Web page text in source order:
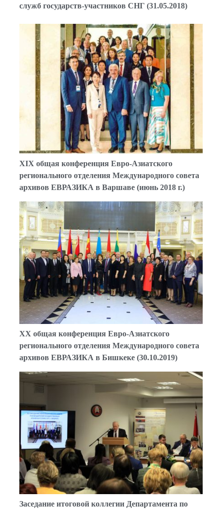
служб государств-участников СНГ (31.05.2018)
XIX общая конференция Евро-Азиатского
регионального отделения Международного совета
архивов ЕВРАЗИКА в Варшаве (июнь 2018 г.)
XX общая конференция Евро-Азиатского
регионального отделения Международного совета
архивов ЕВРАЗИКА в Бишкеке (30.10.2019)
Заседание итоговой коллегии Департамента по